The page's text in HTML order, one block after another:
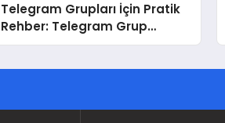
Telegram Grupları İçin Pratik
Rehber: Telegram Grup
Dizinleri Kullanıcılara Ne